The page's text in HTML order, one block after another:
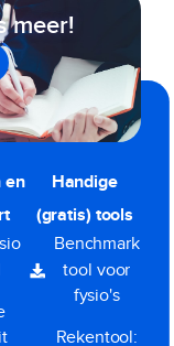
meer!
en Handige
(gratis) tools
Benchmark
tool voor
fysio's
Rekentool: